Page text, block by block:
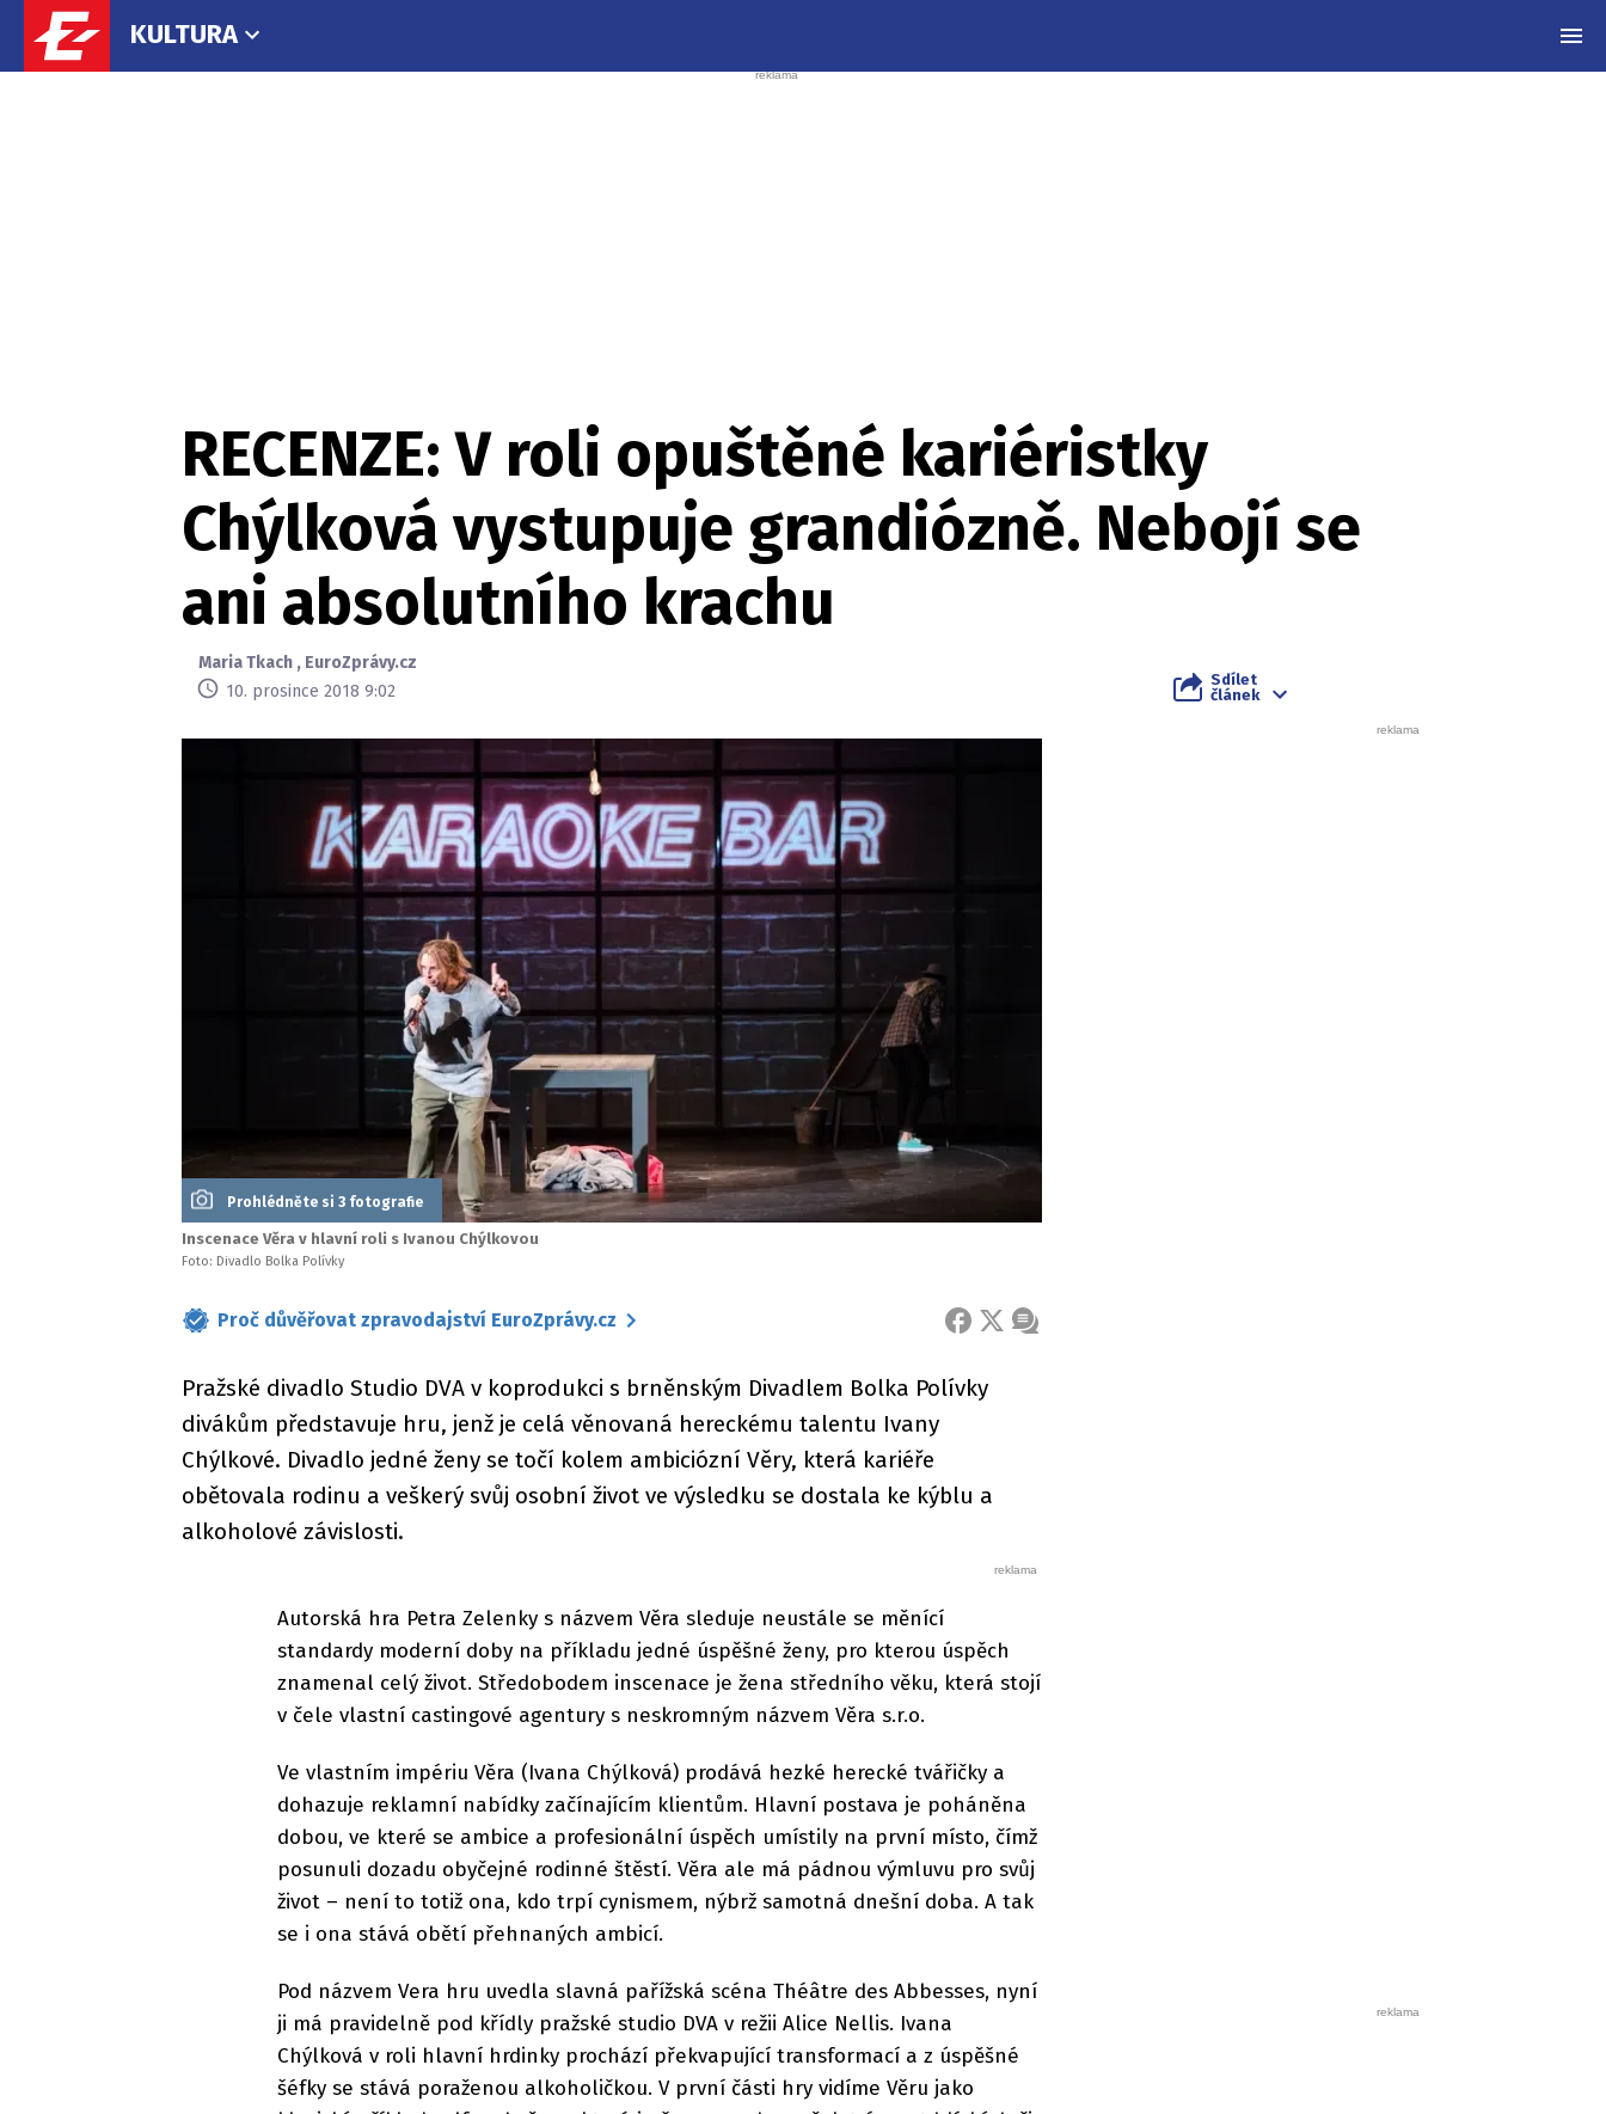
KULTURA
RECENZE: V roli opuštěné kariéristky
Chýlková vystupuje grandiózně. Nebojí se
ani absolutního krachu
Maria Tkach , EuroZprávy.cz
10. prosince 2018 9:02
Sdílet
článek
Prohlédněte si 3 fotografie
Inscenace Věra v hlavní roli s Ivanou Chýlkovou
Foto: Divadlo Bolka Polívky
Proč důvěřovat zpravodajství EuroZprávy.cz FACEBOOK
X ZPRÁVA
Pražské divadlo Studio DVA v koprodukci s brněnským Divadlem Bolka Polívky
divákům představuje hru, jenž je celá věnovaná hereckému talentu Ivany
Chýlkové. Divadlo jedné ženy se točí kolem ambiciózní Věry, která kariéře
obětovala rodinu a veškerý svůj osobní život ve výsledku se dostala ke kýblu a
alkoholové závislosti.
Autorská hra Petra Zelenky s názvem Věra sleduje neustále se měnící
standardy moderní doby na příkladu jedné úspěšné ženy, pro kterou úspěch
znamenal celý život. Středobodem inscenace je žena středního věku, která stojí
v čele vlastní castingové agentury s neskromným názvem Věra s.r.o.
Ve vlastním impériu Věra (Ivana Chýlková) prodává hezké herecké tvářičky a
dohazuje reklamní nabídky začínajícím klientům. Hlavní postava je poháněna
dobou, ve které se ambice a profesionální úspěch umístily na první místo, čímž
posunuli dozadu obyčejné rodinné štěstí. Věra ale má pádnou výmluvu pro svůj
život – není to totiž ona, kdo trpí cynismem, nýbrž samotná dnešní doba. A tak
se i ona stává obětí přehnaných ambicí.
Pod názvem Vera hru uvedla slavná pařížská scéna Théâtre des Abbesses, nyní
ji má pravidelně pod křídly pražské studio DVA v režii Alice Nellis. Ivana
Chýlková v roli hlavní hrdinky prochází překvapující transformací a z úspěšné
šéfky se stává poraženou alkoholičkou. V první části hry vidíme Věru jako